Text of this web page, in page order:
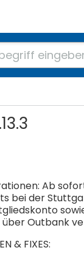
Ab
bei der
über Outbank
& FIXES: